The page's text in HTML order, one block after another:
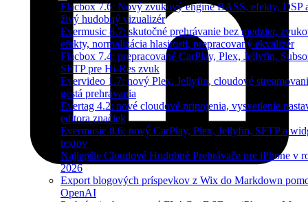
Flacbox 7.6: Nový zvukový engine BASS, efekty, DSP
živý hudobný vizualizér
Evermusic 8.7: skutočné prehrávanie bez medzier,
efekty, normalizácia hlasitosti, prepracovaný ekvalizér
Flacbox 7.4: prepracované CarPlay, Plex, Jellyfin,
SFTP pre Hi-Res zvuk
Evervideo 1.7: nový Plex, Jellyfin, cloudové
gestá prehrávania
Evertag 4.2: nové cloudové pripojenia, vysvetlenie
editora značiek
Evermusic 8.6: nový CarPlay, Plex, Jellyfin, SFTP a
textov
Najlepšie Cloudové Hudobné Prehrávače pre iPhone v
2026
Export blogových príspevkov z Wix do Markdown
OpenAI